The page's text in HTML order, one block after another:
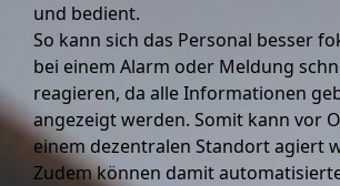
und bedient.
So kann sich das Personal besser
bei einem Alarm oder Meldung
reagieren, da alle Informationen
angezeigt werden. Somit kann vor
einem dezentralen Standort agiert
Zudem können damit